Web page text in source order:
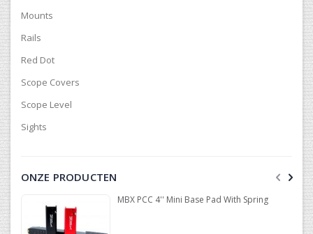
Mounts
Rails
Red Dot
Scope Covers
Scope Level
Sights
ONZE PRODUCTEN
MBX PCC 4'' Mini Base Pad With Spring